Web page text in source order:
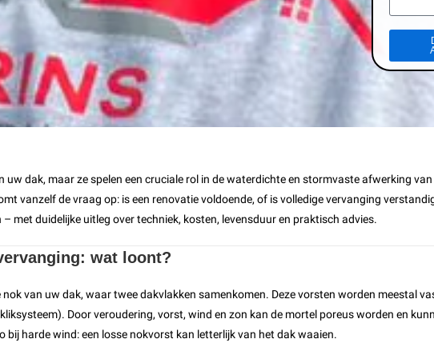
uw dak, maar ze spelen een cruciale rol in de waterdichte en stormvaste afwerking
vanzelf de vraag op: is een renovatie voldoende, of is volledige vervanging
met duidelijke uitleg over techniek, kosten, levensduur en praktisch advies.
wat loont?
van uw dak, waar twee dakvlakken samenkomen. Deze vorsten worden meestal
Door veroudering, vorst, wind en zon kan de mortel poreus worden en
harde wind: een losse nokvorst kan letterlijk van het dak waaien.